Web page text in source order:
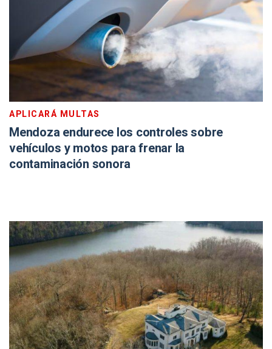
APLICARÁ MULTAS
Mendoza endurece los controles sobre
vehículos y motos para frenar la
contaminación sonora